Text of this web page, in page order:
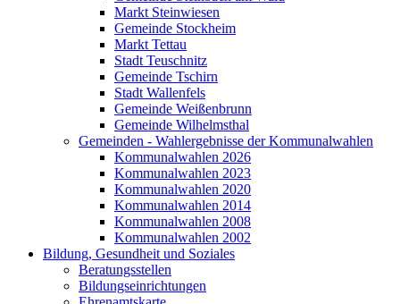
Markt Steinwiesen
Gemeinde Stockheim
Markt Tettau
Stadt Teuschnitz
Gemeinde Tschirn
Stadt Wallenfels
Gemeinde Weißenbrunn
Gemeinde Wilhelmsthal
Gemeinden - Wahlergebnisse der Kommunalwahlen
Kommunalwahlen 2026
Kommunalwahlen 2023
Kommunalwahlen 2020
Kommunalwahlen 2014
Kommunalwahlen 2008
Kommunalwahlen 2002
Bildung, Gesundheit und Soziales
Beratungsstellen
Bildungseinrichtungen